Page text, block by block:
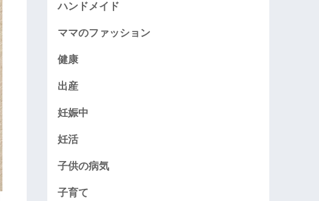
ハンドメイド
ママのファッション
健康
出産
妊娠中
妊活
子供の病気
子育て